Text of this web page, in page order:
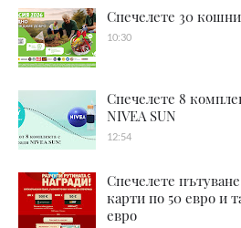
Спечелете 30
10:30
Спечелете 8
NIVEA SUN
12:54
Спечелете
карти по 50 евро и
евро